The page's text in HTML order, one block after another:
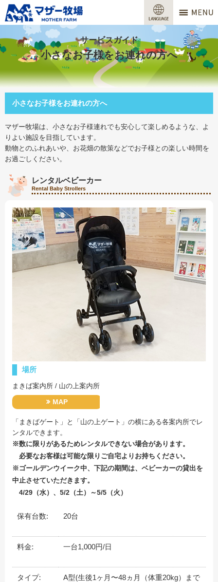
営業時間
料金
交通アクセス
サービスガイド
牧場で何ができる？
場内マップ
採用情報
閉じる
サービスガイド
小さなお子様をお連れの方へ
小さなお子様をお連れの方へ
マザー牧場は、小さなお子様連れでも安心して楽しめるような、よ
りよい施設を目指しています。
動物とのふれあいや、お花畑の散策などでお子様との楽しい時間を
お過ごしください。
レンタルベビーカー
Rental Baby Strollers
場所
まきば案内所 / 山の上案内所
MAP
「まきばゲート」と「山の上ゲート」の横にある各案内所でレ
ンタルできます。
※数に限りがあるためレンタルできない場合があります。
必要なお客様は可能な限りご自宅よりお持ちください。
※ゴールデンウイーク中、下記の期間は、ベビーカーの貸出を
中止させていただきます。
4/29（水）、5/2（土）～5/5（火）
保有台数: 20台
料金: 一台1,000円/日
タイプ:
A型(生後1ヶ月〜48ヵ月（体重20kg）まで